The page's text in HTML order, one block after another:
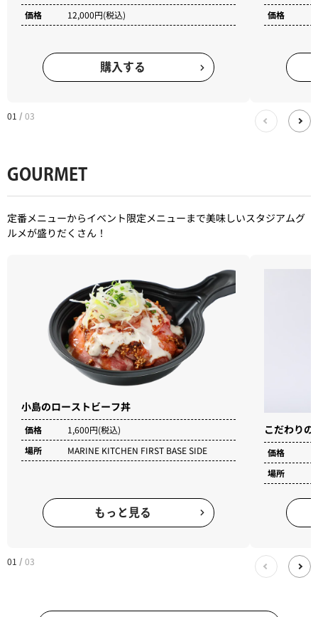
価格 12,000円(税込)
購入する
価格
01 / 03
GOURMET
定番メニューからイベント限定メニューまで美味しいスタジアムグ
ルメが盛りだくさん！
小島のローストビーフ丼
価格
1,600円(税込)
場所
MARINE KITCHEN FIRST BASE SIDE
もっと見る
こだわり
価格
場所
01 / 03